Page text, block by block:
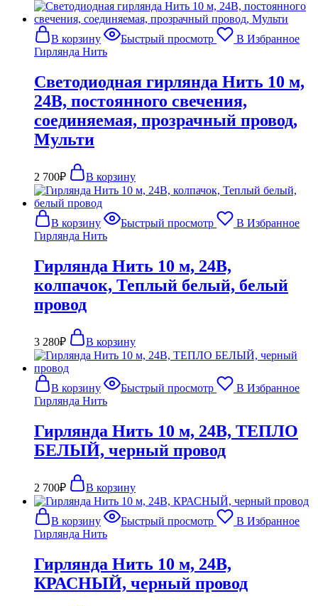
В корзину Быстрый просмотр
В Избранное
Гирлянда Нить
Светодиодная гирлянда Нить 10 м,
24В, постоянного свечения,
соединяемая, прозрачный провод,
Мульти
2 700₽ В корзину
В корзину Быстрый просмотр
В Избранное
Гирлянда Нить
Гирлянда Нить 10 м, 24В,
колпачок, Теплый белый, белый
провод
3 280₽ В корзину
В корзину Быстрый просмотр
В Избранное
Гирлянда Нить
Гирлянда Нить 10 м, 24В, ТЕПЛО
БЕЛЫЙ, черный провод
2 700₽ В корзину
В корзину Быстрый просмотр
В Избранное
Гирлянда Нить
Гирлянда Нить 10 м, 24В,
КРАСНЫЙ, черный провод